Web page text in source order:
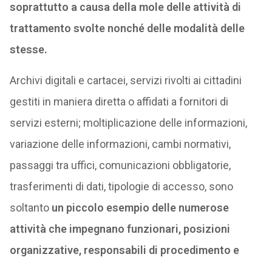
soprattutto a causa della mole delle attività di
trattamento svolte nonché delle modalità delle
stesse.
Archivi digitali e cartacei, servizi rivolti ai cittadini
gestiti in maniera diretta o affidati a fornitori di
servizi esterni; moltiplicazione delle informazioni,
variazione delle informazioni, cambi normativi,
passaggi tra uffici, comunicazioni obbligatorie,
trasferimenti di dati, tipologie di accesso, sono
soltanto un piccolo esempio delle numerose
attività che impegnano funzionari, posizioni
organizzative, responsabili di procedimento e